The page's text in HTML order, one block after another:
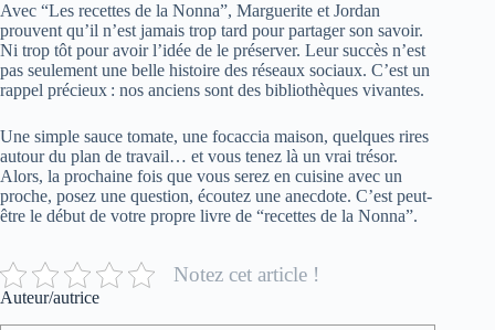
Avec “Les recettes de la Nonna”, Marguerite et Jordan
prouvent qu’il n’est jamais trop tard pour partager son savoir.
Ni trop tôt pour avoir l’idée de le préserver. Leur succès n’est
pas seulement une belle histoire des réseaux sociaux. C’est un
rappel précieux : nos anciens sont des bibliothèques vivantes.
Une simple sauce tomate, une focaccia maison, quelques rires
autour du plan de travail… et vous tenez là un vrai trésor.
Alors, la prochaine fois que vous serez en cuisine avec un
proche, posez une question, écoutez une anecdote. C’est peut-
être le début de votre propre livre de “recettes de la Nonna”.
Notez cet article !
Auteur/autrice